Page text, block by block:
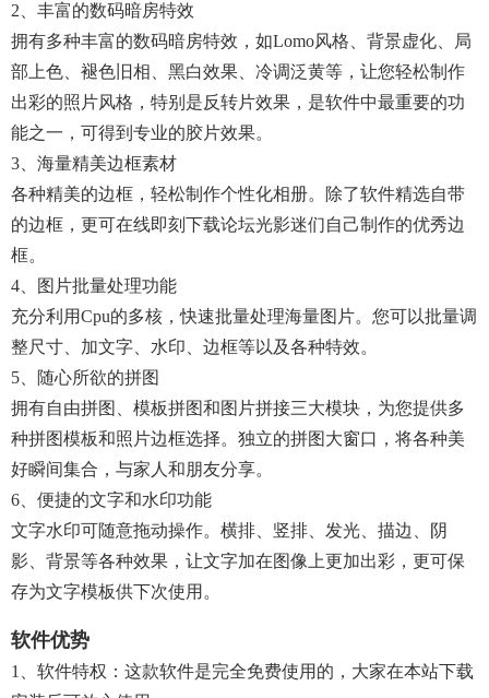
2、丰富的数码暗房特效
拥有多种丰富的数码暗房特效，如lomo风格、背景虚化、局
部上色、褪色旧相、黑白效果、冷调泛黄等，让您轻松制作
出彩的照片风格，特别是反转片效果，是软件中最重要的功
能之一，可得到专业的胶片效果。
3、海量精美边框素材
各种精美的边框，轻松制作个性化相册。除了软件精选自带
的边框，更可在线即刻下载论坛光影迷们自己制作的优秀边
框。
4、图片批量处理功能
充分利用cpu的多核，快速批量处理海量图片。您可以批量调
整尺寸、加文字、水印、边框等以及各种特效。
5、随心所欲的拼图
拥有自由拼图、模板拼图和图片拼接三大模块，为您提供多
种拼图模板和照片边框选择。独立的拼图大窗口，将各种美
好瞬间集合，与家人和朋友分享。
6、便捷的文字和水印功能
文字水印可随意拖动操作。横排、竖排、发光、描边、阴
影、背景等各种效果，让文字加在图像上更加出彩，更可保
存为文字模板供下次使用。
软件优势
1、软件特权：这款软件是完全免费使用的，大家在本站下载